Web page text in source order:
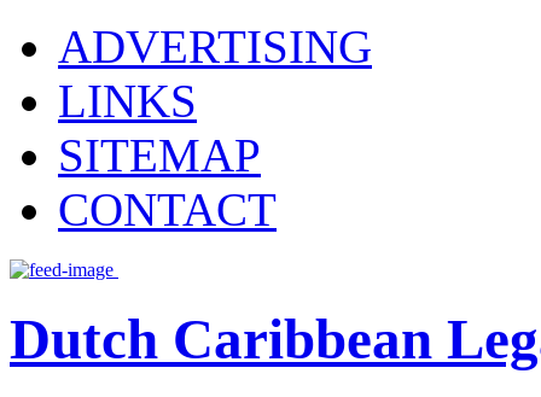
ADVERTISING
LINKS
SITEMAP
CONTACT
Dutch Caribbean